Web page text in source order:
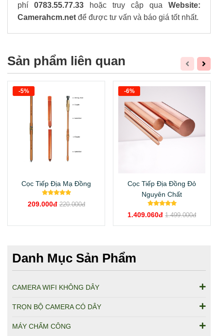
phí 0783.55.77.33 hoặc truy cập qua Website:
Camerahcm.net để được tư vấn và báo giá tốt nhất.
Sản phẩm liên quan
Cọc Tiếp Địa Mạ Đồng
209.000đ 220.000đ
-5%
Cọc Tiếp Địa Đồng Đỏ
Nguyên Chất
1.409.060đ 1.499.000đ
-6%
Danh Mục Sản Phẩm
CAMERA WIFI KHÔNG DÂY
TRỌN BỘ CAMERA CÓ DÂY
MÁY CHẤM CÔNG